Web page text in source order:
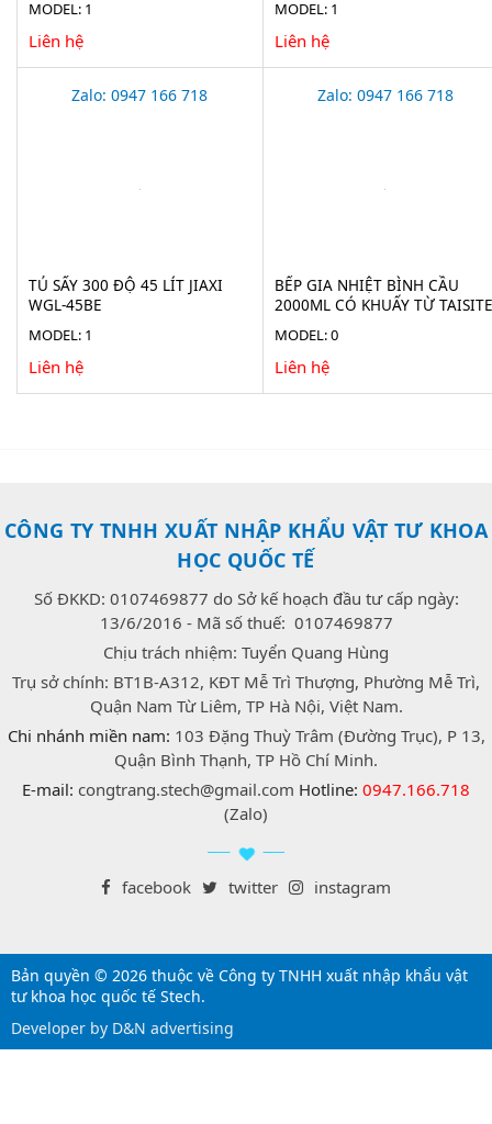
MODEL: 1
Liên hệ
MODEL: 1
Liên hệ
Zalo: 0947 166 718
TỦ SẤY 300 ĐỘ 45 LÍT JIAXI
WGL-45BE
MODEL: 1
Liên hệ
Zalo: 0947 166 718
BẾP GIA NHIỆT BÌNH CẦU
2000ML CÓ KHUẤY TỪ TAISITE
MODEL: 0
Liên hệ
CÔNG TY TNHH XUẤT NHẬP KHẨU VẬT TƯ KHOA
HỌC QUỐC TẾ
Số ĐKKD: 0107469877 do Sở kế hoạch đầu tư cấp ngày:
13/6/2016 - Mã số thuế: 0107469877
Chịu trách nhiệm: Tuyển Quang Hùng
Trụ sở chính: BT1B-A312, KĐT Mễ Trì Thượng, Phường Mễ Trì,
Quận Nam Từ Liêm, TP Hà Nội, Việt Nam.
Chi nhánh miền nam: 103 Đặng Thuỳ Trâm (Đường Trục), P 13,
Quận Bình Thạnh, TP Hồ Chí Minh.
E-mail: congtrang.stech@gmail.com Hotline: 0947.166.718
(Zalo)
facebook twitter instagram
Bản quyền © 2026 thuộc về Công ty TNHH xuất nhập khẩu vật
tư khoa học quốc tế Stech.
Developer by D&N advertising